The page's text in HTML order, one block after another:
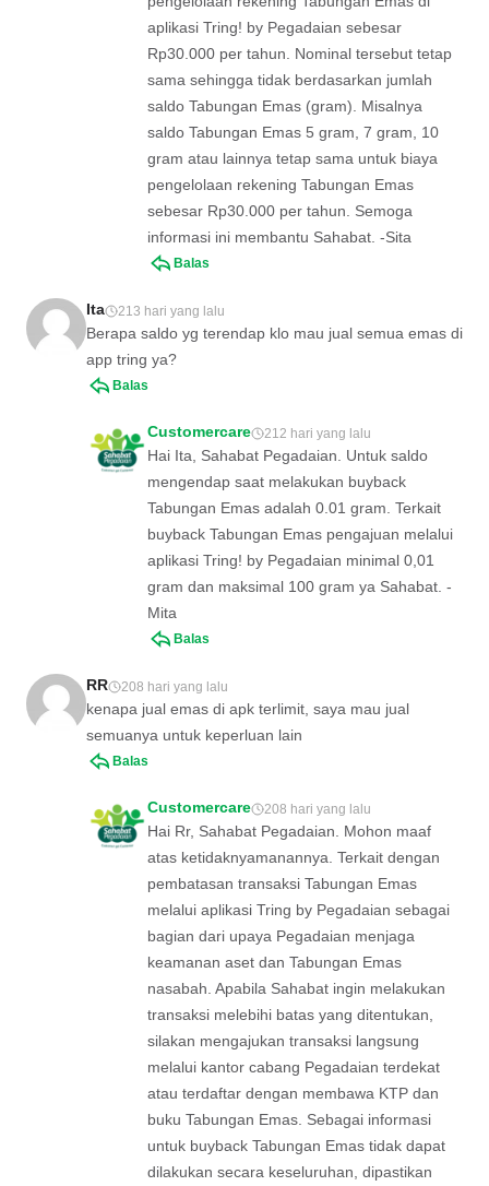
aplikasi Tring! by Pegadaian sebesar
Rp30.000 per tahun. Nominal tersebut tetap
sama sehingga tidak berdasarkan jumlah
saldo Tabungan Emas (gram). Misalnya
saldo Tabungan Emas 5 gram, 7 gram, 10
gram atau lainnya tetap sama untuk biaya
pengelolaan rekening Tabungan Emas
sebesar Rp30.000 per tahun. Semoga
informasi ini membantu Sahabat. -Sita
Balas
Ita 213 hari yang lalu
Berapa saldo yg terendap klo mau jual semua emas di
app tring ya?
Balas
Customercare 212 hari yang lalu
Hai Ita, Sahabat Pegadaian. Untuk saldo
mengendap saat melakukan buyback
Tabungan Emas adalah 0.01 gram. Terkait
buyback Tabungan Emas pengajuan melalui
aplikasi Tring! by Pegadaian minimal 0,01
gram dan maksimal 100 gram ya Sahabat. -
Mita
Balas
RR 208 hari yang lalu
kenapa jual emas di apk terlimit, saya mau jual
semuanya untuk keperluan lain
Balas
Customercare 208 hari yang lalu
Hai Rr, Sahabat Pegadaian. Mohon maaf
atas ketidaknyamanannya. Terkait dengan
pembatasan transaksi Tabungan Emas
melalui aplikasi Tring by Pegadaian sebagai
bagian dari upaya Pegadaian menjaga
keamanan aset dan Tabungan Emas
nasabah. Apabila Sahabat ingin melakukan
transaksi melebihi batas yang ditentukan,
silakan mengajukan transaksi langsung
melalui kantor cabang Pegadaian terdekat
atau terdaftar dengan membawa KTP dan
buku Tabungan Emas. Sebagai informasi
untuk buyback Tabungan Emas tidak dapat
dilakukan secara keseluruhan, dipastikan